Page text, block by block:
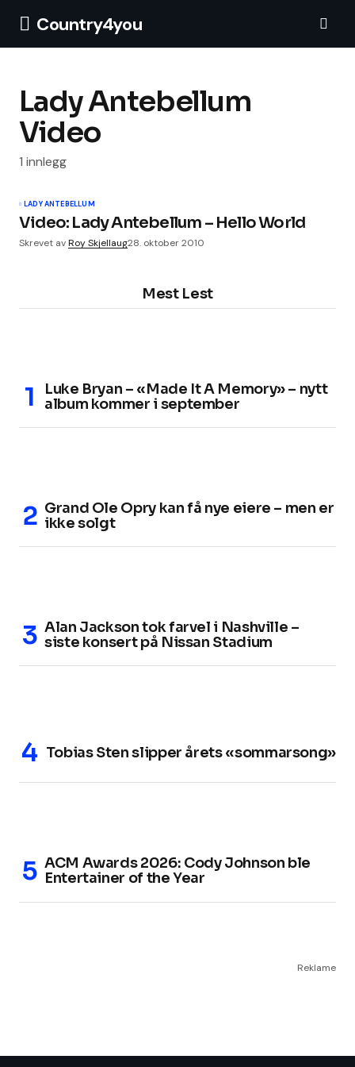
Country4you
Lady Antebellum
Video
1 innlegg
LADY ANTEBELLUM
Video: Lady Antebellum – Hello World
Skrevet avRoy Skjellaug28. oktober 2010
Mest Lest
Luke Bryan – «Made It A Memory» – nytt
album kommer i september
Grand Ole Opry kan få nye eiere – men er
ikke solgt
Alan Jackson tok farvel i Nashville –
siste konsert på Nissan Stadium
Tobias Sten slipper årets «sommarsong»
ACM Awards 2026: Cody Johnson ble
Entertainer of the Year
Reklame